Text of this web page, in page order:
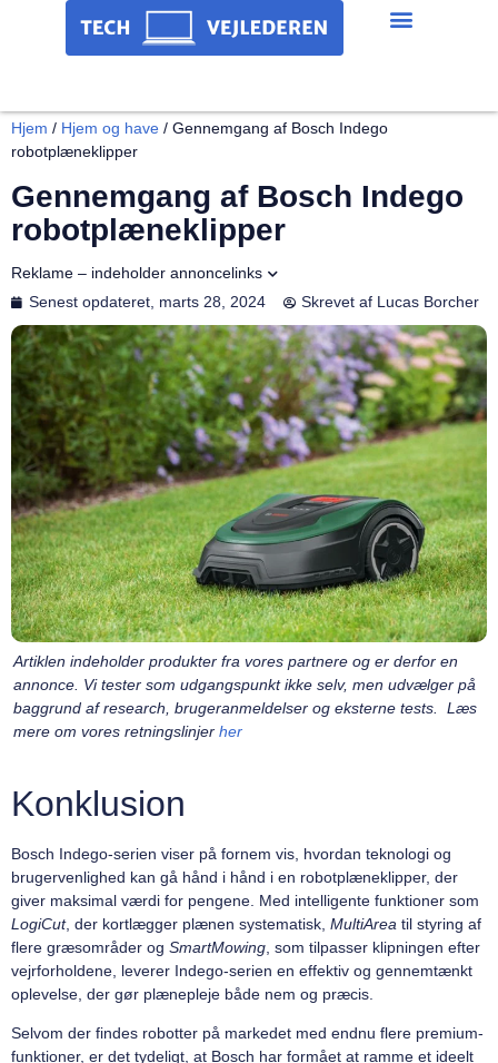
Hjem / Hjem og have / Gennemgang af Bosch Indego
robotplæneklipper
Gennemgang af Bosch Indego
robotplæneklipper
Senest opdateret, marts 28, 2024 Skrevet af Lucas Borcher
Reklame – indeholder annoncelinks
Artiklen indeholder produkter fra vores partnere og er derfor en
annonce. Vi tester som udgangspunkt ikke selv, men udvælger på
baggrund af research, brugeranmeldelser og eksterne tests. Læs
mere om vores retningslinjer her
Konklusion
Bosch Indego-serien viser på fornem vis, hvordan teknologi og
brugervenlighed kan gå hånd i hånd i en robotplæneklipper, der
giver maksimal værdi for pengene. Med intelligente funktioner som
LogiCut, der kortlægger plænen systematisk, MultiArea til styring af
flere græsområder og SmartMowing , som tilpasser klipningen efter
vejrforholdene, leverer Indego-serien en effektiv og gennemtænkt
oplevelse, der gør plænepleje både nem og præcis.
Selvom der findes robotter på markedet med endnu flere premium-
funktioner, er det tydeligt, at Bosch har formået at ramme et ideelt